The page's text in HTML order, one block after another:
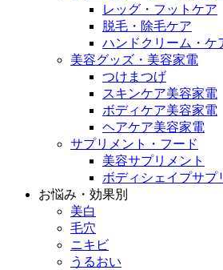
レッグ・フットケア
脱毛・除毛ケア
ハンドクリーム・ケ
美容グッズ・美容家電
つけまつげ
スキンケア美容家電
ボディケア美容家電
ヘアケア美容家電
サプリメント・フード
美容サプリメント
ボディシェイプサプ
お悩み・効果別
美白
毛穴
ニキビ
うるおい